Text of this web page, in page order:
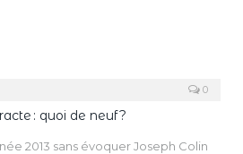
0
: quoi de neuf ?
2013 sans évoquer Joseph Colin